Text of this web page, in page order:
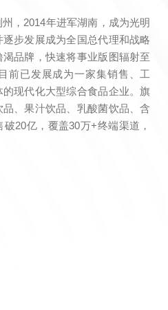
，2014年进军湖南，成为光明
步发展成为全国总代理和战略
品牌，快速将事业版图辐射至
前已发展成为一家集销售、工
现代化大型综合食品企业。旗
、果汁饮品、乳酸菌饮品、含
20亿，覆盖30万+终端渠道，